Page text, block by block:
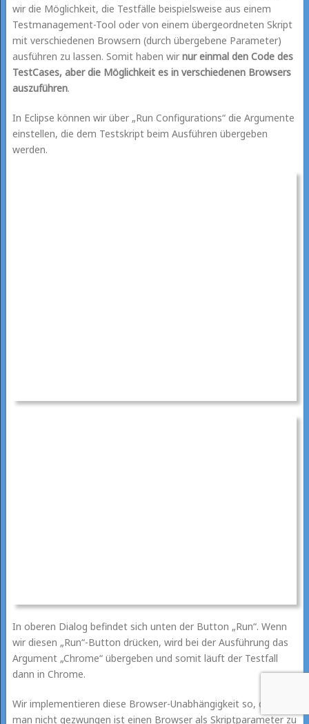
wir die Möglichkeit, die Testfälle beispielsweise aus einem
Testmanagement-Tool oder von einem übergeordneten Skript
mit verschiedenen Browsern (durch übergebene Parameter)
ausführen zu lassen. Somit haben wir nur einmal den Code des
TestCases, aber die Möglichkeit es in verschiedenen Browsers
auszuführen.
In Eclipse können wir über „Run Configurations“ die Argumente
einstellen, die dem Testskript beim Ausführen übergeben
werden.
In oberen Dialog befindet sich unten der Button „Run“. Wenn
wir diesen „Run“-Button drücken, wird bei der Ausführung das
Argument „Chrome“ übergeben und somit läuft der Testfall
dann in Chrome.
Wir implementieren diese Browser-Unabhängigkeit so, dass
man nicht gezwungen ist einen Browser als Skriptparameter zu